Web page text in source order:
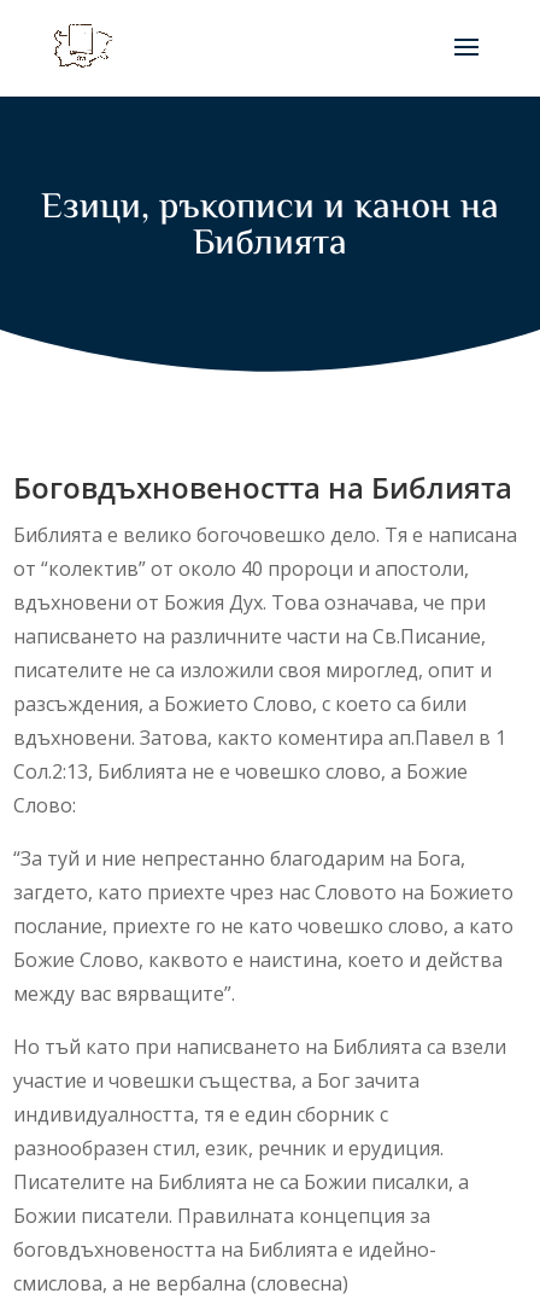
Езици, ръкописи и канон на
Библията
Боговдъхновеността на Библията
Библията е велико богочовешко дело. Тя е написана
от “колектив” от около 40 пророци и апостоли,
вдъхновени от Божия Дух. Това означава, че при
написването на различните части на Св.Писание,
писателите не са изложили своя мироглед, опит и
разсъждения, а Божието Слово, с което са били
вдъхновени. Затова, както коментира ап.Павел в 1
Сол.2:13, Библията не е човешко слово, а Божие
Слово:
“За туй и ние непрестанно благодарим на Бога,
загдето, като приехте чрез нас Словото на Божието
послание, приехте го не като човешко слово, а като
Божие Слово, каквото е наистина, което и действа
между вас вярващите”.
Но тъй като при написването на Библията са взели
участие и човешки същества, а Бог зачита
индивидуалността, тя е един сборник с
разнообразен стил, език, речник и ерудиция.
Писателите на Библията не са Божии писалки, а
Божии писатели. Правилната концепция за
боговдъхновеността на Библията е идейно-
смислова, а не вербална (словесна)